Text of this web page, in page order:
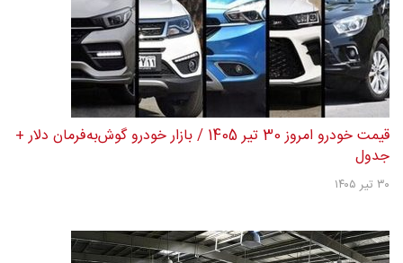
قیمت خودرو امروز 30 تیر 1405 / بازار خودرو گوش‌به‌فرمان دلار +
جدول
۳۰ تیر ۱۴۰۵